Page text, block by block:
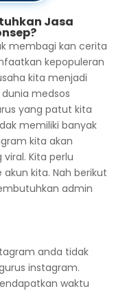
Jasa
membagi kan cerita
kepopuleran
kita menjadi
medsos
yang patut kita
memiliki banyak
kita akan
Kita perlu
kita. Nah berikut
admin
anda tidak
instagram.
waktu